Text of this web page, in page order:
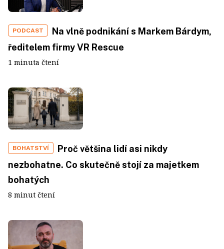
PODCAST
Na vlně podnikání s Markem Bárdym,
ředitelem firmy VR Rescue
1 minuta čtení
BOHATSTVÍ
Proč většina lidí asi nikdy
nezbohatne. Co skutečně stojí za majetkem
bohatých
8 minut čtení